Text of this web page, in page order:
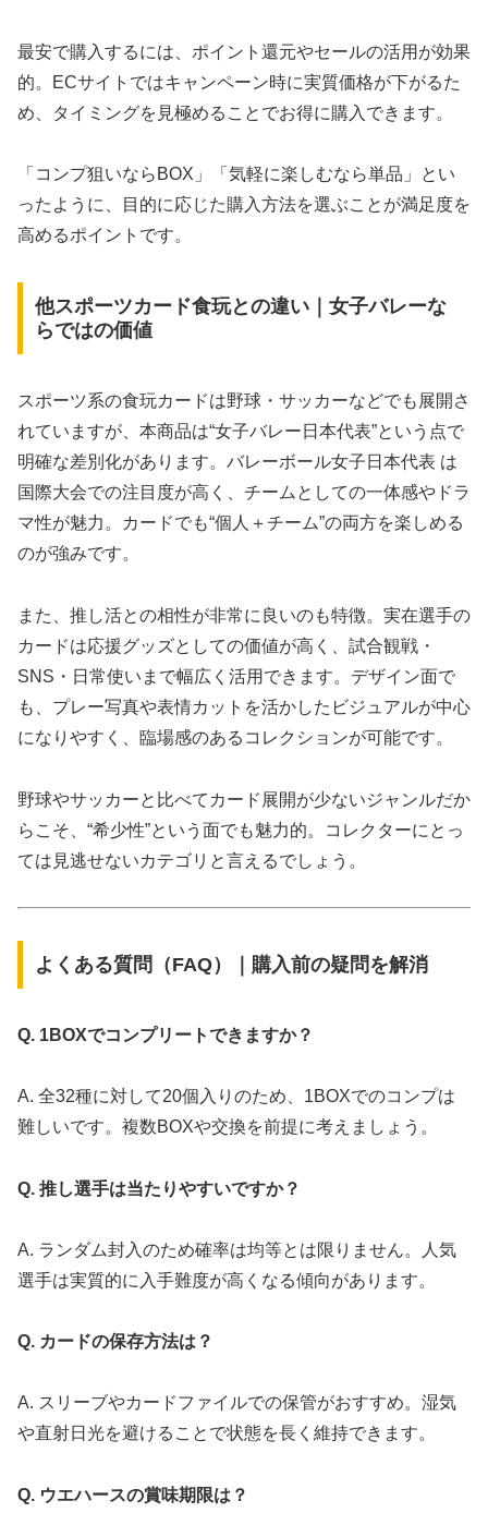
最安で購入するには、ポイント還元やセールの活用が効果
的。ECサイトではキャンペーン時に実質価格が下がるた
め、タイミングを見極めることでお得に購入できます。
「コンプ狙いならBOX」「気軽に楽しむなら単品」とい
ったように、目的に応じた購入方法を選ぶことが満足度を
高めるポイントです。
他スポーツカード食玩との違い｜女子バレーな
らではの価値
スポーツ系の食玩カードは野球・サッカーなどでも展開さ
れていますが、本商品は“女子バレー日本代表”という点で
明確な差別化があります。 バレーボール女子日本代表 は
国際大会での注目度が高く、チームとしての一体感やドラ
マ性が魅力。カードでも“個人＋チーム”の両方を楽しめる
のが強みです。
また、推し活との相性が非常に良いのも特徴。実在選手の
カードは応援グッズとしての価値が高く、試合観戦・
SNS・日常使いまで幅広く活用できます。デザイン面で
も、プレー写真や表情カットを活かしたビジュアルが中心
になりやすく、臨場感のあるコレクションが可能です。
野球やサッカーと比べてカード展開が少ないジャンルだか
らこそ、“希少性”という面でも魅力的。コレクターにとっ
ては見逃せないカテゴリと言えるでしょう。
よくある質問（FAQ）｜購入前の疑問を解消
Q. 1BOXでコンプリートできますか？
A. 全32種に対して20個入りのため、1BOXでのコンプは
難しいです。複数BOXや交換を前提に考えましょう。
Q. 推し選手は当たりやすいですか？
A. ランダム封入のため確率は均等とは限りません。人気
選手は実質的に入手難度が高くなる傾向があります。
Q. カードの保存方法は？
A. スリーブやカードファイルでの保管がおすすめ。湿気
や直射日光を避けることで状態を長く維持できます。
Q. ウエハースの賞味期限は？